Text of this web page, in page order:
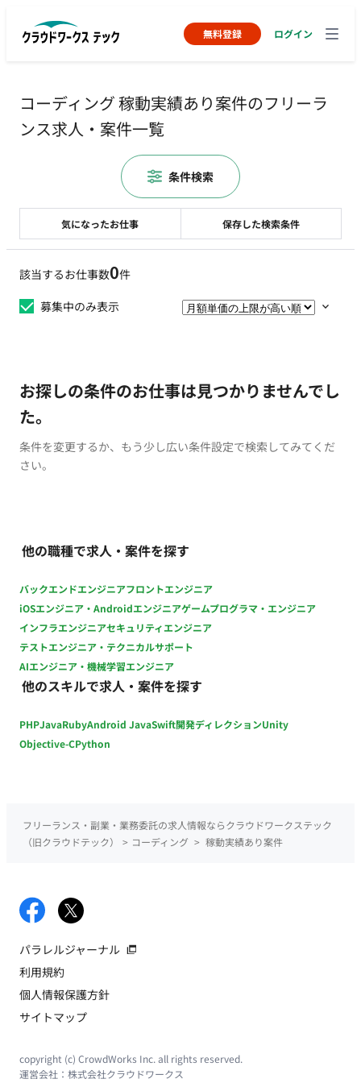
無料登録 ログイン
コーディング 稼動実績あり案件のフリーラ
ンス求人・案件一覧
該当するお仕事数0件
募集中のみ表示
お探しの条件のお仕事は見つかりませんでし
た。
条件を変更するか、もう少し広い条件設定で検索してみてくだ
さい。
他の職種で求人・案件を探す
バックエンドエンジニアフロントエンジニア
iOSエンジニア・Androidエンジニアゲームプログラマ・エンジニア
インフラエンジニアセキュリティエンジニア
テストエンジニア・テクニカルサポート
AIエンジニア・機械学習エンジニア
他のスキルで求人・案件を探す
PHPJavaRubyAndroid JavaSwift開発ディレクションUnity
Objective-CPython
気になったお仕事 保存した検索条件
条件検索
フリーランス・副業・業務委託の求人情報ならクラウドワークステック
（旧クラウドテック）
> コーディング > 稼動実績あり案件
パラレルジャーナル
利用規約
個人情報保護方針
サイトマップ
copyright (c) CrowdWorks Inc. all rights reserved.
運営会社： 株式会社クラウドワークス